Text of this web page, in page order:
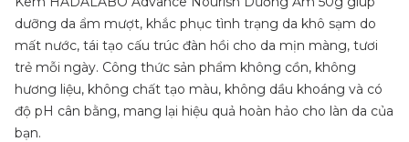
dưỡng da ẩm mượt, khắc phục tình trạng da khô sạm do
mất nước, tái tạo cấu trúc đàn hồi cho da mịn màng, tươi
trẻ mỗi ngày. Công thức sản phẩm không cồn, không
hương liệu, không chất tạo màu, không dầu khoáng và có
độ pH cân bằng, mang lại hiệu quả hoàn hảo cho làn da của
bạn.